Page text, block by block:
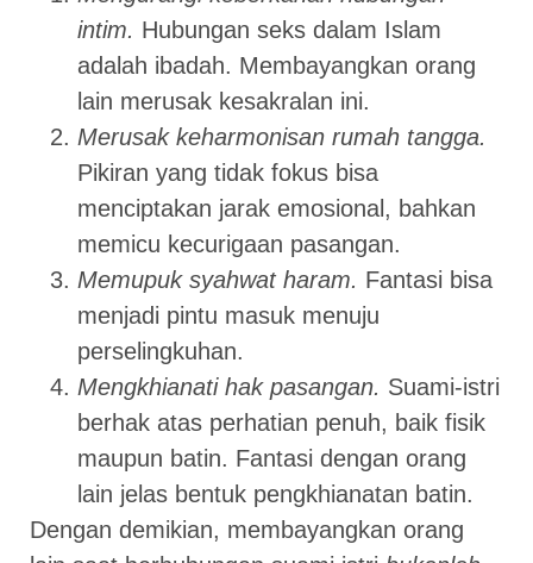
intim. Hubungan seks dalam Islam
adalah ibadah. Membayangkan orang
lain merusak kesakralan ini.
Merusak keharmonisan rumah tangga.
Pikiran yang tidak fokus bisa
menciptakan jarak emosional, bahkan
memicu kecurigaan pasangan.
Memupuk syahwat haram. Fantasi bisa
menjadi pintu masuk menuju
perselingkuhan.
Mengkhianati hak pasangan. Suami-istri
berhak atas perhatian penuh, baik fisik
maupun batin. Fantasi dengan orang
lain jelas bentuk pengkhianatan batin.
Dengan demikian, membayangkan orang